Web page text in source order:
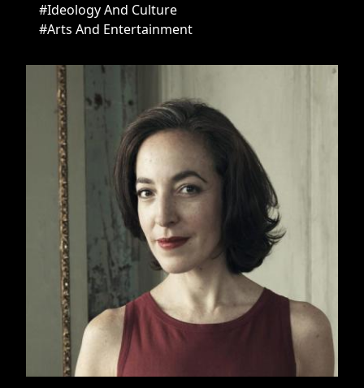
#Ideology And Culture
#Arts And Entertainment